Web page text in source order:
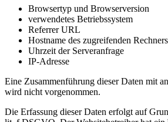
Browsertyp und Browserversion
verwendetes Betriebssystem
Referrer URL
Hostname des zugreifenden Rechners
Uhrzeit der Serveranfrage
IP-Adresse
Eine Zusammenführung dieser Daten mit
wird nicht vorgenommen.
Die Erfassung dieser Daten erfolgt auf